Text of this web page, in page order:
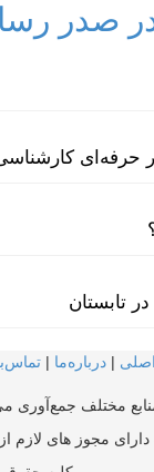
صدر
حرفه‌ای
تابستان
| درباره‌ما |
مختلف جمع‌آوری
مجوز های لازم